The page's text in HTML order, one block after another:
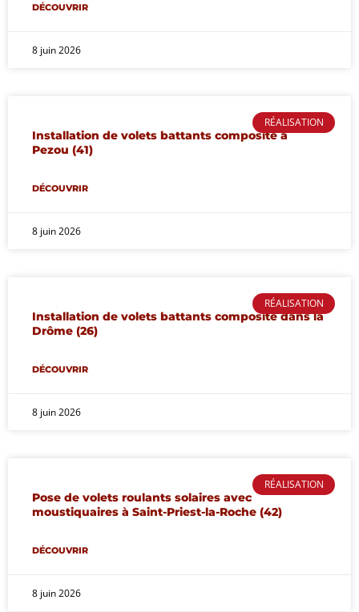
DÉCOUVRIR
8 juin 2026
RÉALISATION
Installation de volets battants composite à
Pezou (41)
DÉCOUVRIR
8 juin 2026
RÉALISATION
Installation de volets battants composite dans la
Drôme (26)
DÉCOUVRIR
8 juin 2026
RÉALISATION
Pose de volets roulants solaires avec
moustiquaires à Saint-Priest-la-Roche (42)
DÉCOUVRIR
8 juin 2026